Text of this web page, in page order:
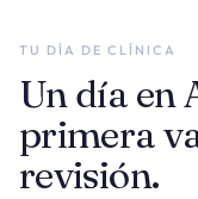
TU DÍA DE CLÍNICA
Un día en
primera
revisión.